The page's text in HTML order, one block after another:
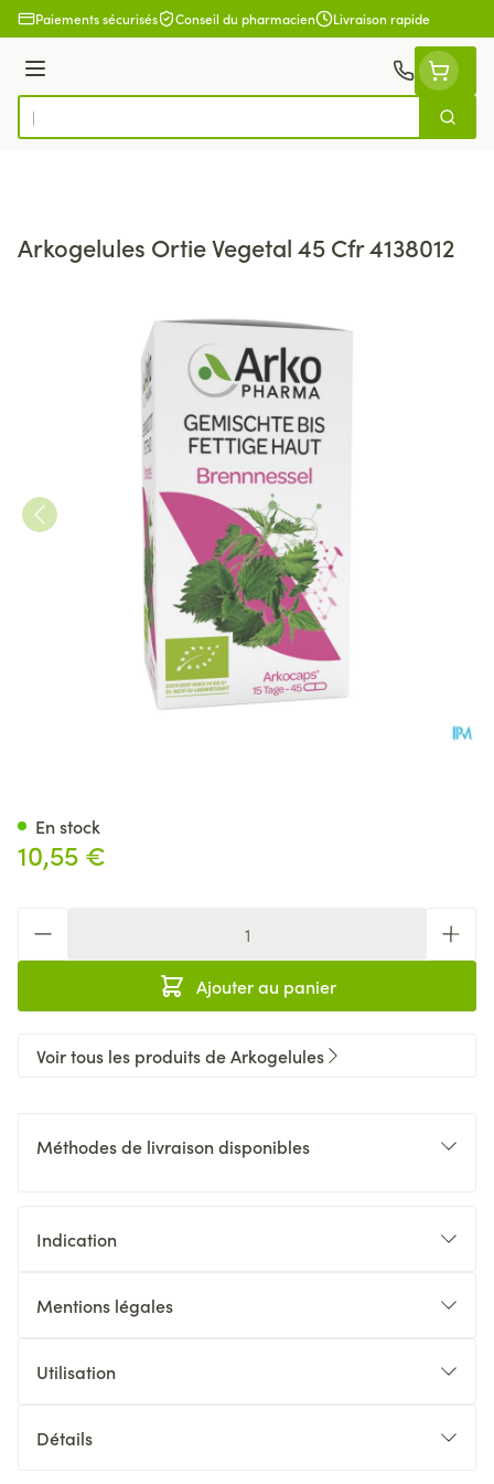
Aller au contenu
Paiements sécurisés Conseil du pharmacien Livraison rapide
Menu
Rechercher
Arkogelules Ortie Vegetal 45 Cfr 4138012
10,55 €
Ajouter au panier
En stock
Voir tous les produits de Arkogelules
Méthodes de livraison disponibles
Indication
Mentions légales
Utilisation
Détails